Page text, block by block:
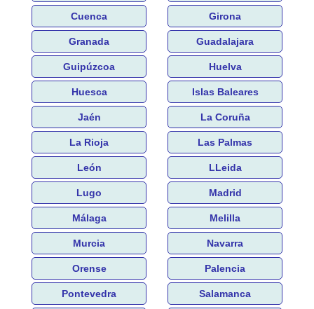
Cuenca Girona
Granada Guadalajara
Guipúzcoa Huelva
Huesca Islas Baleares
Jaén La Coruña
La Rioja Las Palmas
León LLeida
Lugo Madrid
Málaga Melilla
Murcia Navarra
Orense Palencia
Pontevedra Salamanca